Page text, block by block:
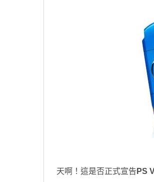
天啊！這是否正式宣告 PS